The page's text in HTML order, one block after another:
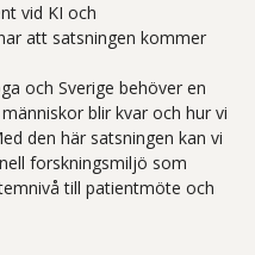
vid KI och
att satsningen kommer
och Sverige behöver en
blir kvar och hur vi
den här satsningen kan vi
forskningsmiljö som
till patientmöte och